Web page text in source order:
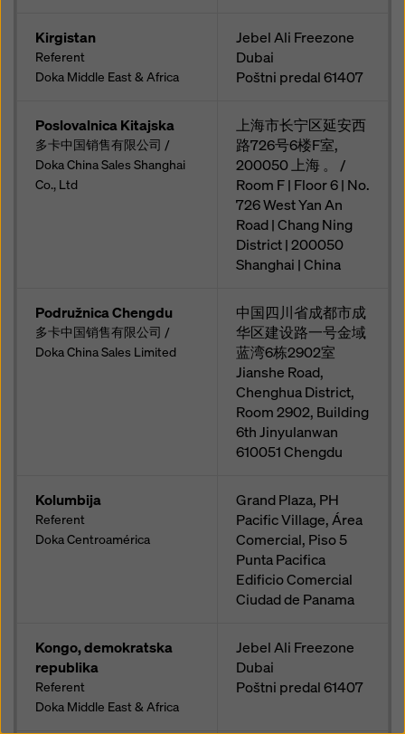
Kirgistan
Referent
Doka Middle East & Africa
Jebel Ali Freezone
Dubai
Poštni predal61407
Poslovalnica Kitajska
多卡中国销售有限公司 /
Doka China Sales Shanghai
Co., Ltd
上海市长宁区延安西
路726号6楼F室,
200050 上海 。 /
Room F | Floor 6 | No.
726 West Yan An
Road | Chang Ning
District | 200050
Shanghai | China
Podružnica Chengdu
多卡中国销售有限公司 /
Doka China Sales Limited
中国四川省成都市成
华区建设路一号金域
蓝湾6栋2902室
Jianshe Road,
Chenghua District,
Room 2902, Building
6th Jinyulanwan
610051Chengdu
Kolumbija
Referent
Doka Centroamérica
Grand Plaza, PH
Pacific Village, Área
Comercial, Piso 5
Punta Pacifica
Edificio Comercial
Ciudad de Panama
Kongo, demokratska
republika
Referent
Doka Middle East & Africa
Jebel Ali Freezone
Dubai
Poštni predal61407